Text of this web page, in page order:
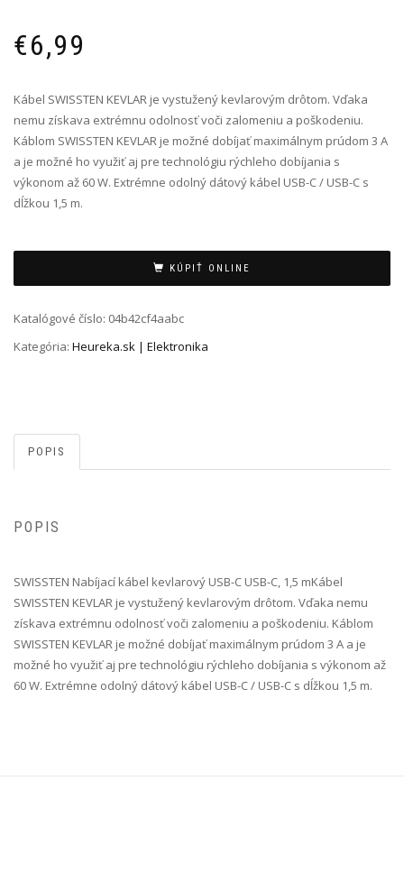
€6,99
Kábel SWISSTEN KEVLAR je vystužený kevlarovým drôtom. Vďaka
nemu získava extrémnu odolnosť voči zalomeniu a poškodeniu.
Káblom SWISSTEN KEVLAR je možné dobíjať maximálnym prúdom 3 A
a je možné ho využiť aj pre technológiu rýchleho dobíjania s
výkonom až 60 W. Extrémne odolný dátový kábel USB-C / USB-C s
dĺžkou 1,5 m.
KÚPIŤ ONLINE
Katalógové číslo: 04b42cf4aabc
Kategória: Heureka.sk | Elektronika
POPIS
POPIS
SWISSTEN Nabíjací kábel kevlarový USB-C USB-C, 1,5 m Kábel
SWISSTEN KEVLAR je vystužený kevlarovým drôtom. Vďaka nemu
získava extrémnu odolnosť voči zalomeniu a poškodeniu. Káblom
SWISSTEN KEVLAR je možné dobíjať maximálnym prúdom 3 A a je
možné ho využiť aj pre technológiu rýchleho dobíjania s výkonom až
60 W. Extrémne odolný dátový kábel USB-C / USB-C s dĺžkou 1,5 m.